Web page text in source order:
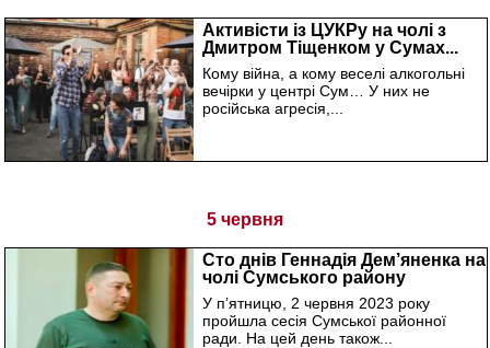
Активісти із ЦУКРу на чолі з
Дмитром Тіщенком у Сумах...
Кому війна, а кому веселі алкогольні
вечірки у центрі Сум… У них не
російська агресія,...
5 червня
Сто днів Геннадія Дем’яненка на
чолі Сумського району
У пʼятницю, 2 червня 2023 року
пройшла сесія Сумської районної
ради. На цей день також...